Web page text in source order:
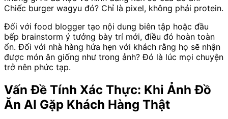
Chiếc burger wagyu đó? Chỉ là pixel, không phải protein.
Đối với food blogger tạo nội dung biên tập hoặc đầu
bếp brainstorm ý tưởng bày trí mới, điều đó hoàn toàn
ổn. Đối với nhà hàng hứa hẹn với khách rằng họ sẽ nhận
được món ăn giống như trong ảnh? Đó là lúc mọi chuyện
trở nên phức tạp.
Vấn Đề Tính Xác Thực: Khi Ảnh Đồ
Ăn AI Gặp Khách Hàng Thật